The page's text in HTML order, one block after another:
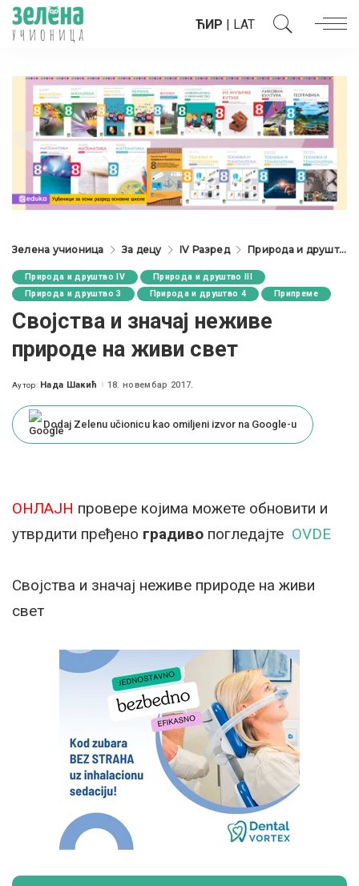
ЋИР | LAT
Зелена учионица За децу IV Разред Природа и друштво IV
Природа и друштво IV
Природа и друштво III
Природа и друштво 3
Природа и друштво 4 Припреме
Својства и значај неживе
природе на живи свет
Posted
Аутор: Нада Шакић 18. новембар 2017.
Dodaj Zelenu učionicu kao omiljeni izvor na Google-u
ОНЛАЈН провере којима можете обновити и
утврдити пређено градиво погледајте OVDE
Својства и значај неживе природе на живи
свет